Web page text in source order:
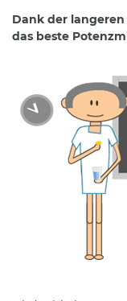
Dank der
das beste